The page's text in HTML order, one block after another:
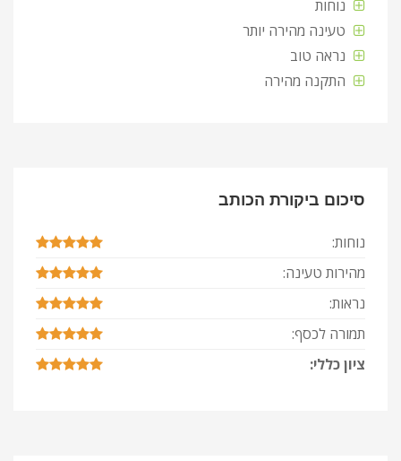
נוחות
טעינה מהירה יותר
נראה טוב
התקנה מהירה
סיכום ביקורת הכותב
נוחות:
מהירות טעינה:
נראות:
תמורה לכסף:
ציון כללי: